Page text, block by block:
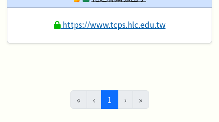
https://www.tcps.hlc.edu.tw
« ‹ 1 (目前頁次)
› »